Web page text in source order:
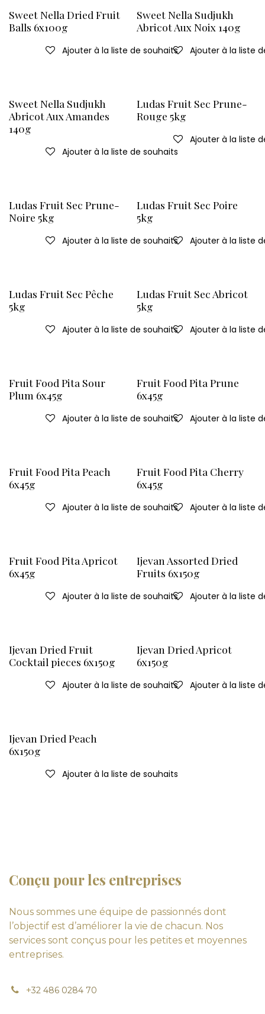
Sweet Nella Dried Fruit
Balls 6x100g
Ajouter à la liste de souhaits
Sweet Nella Sudjukh
Abricot Aux Noix 140g
Ajouter à la liste
Sweet Nella Sudjukh
Abricot Aux Amandes
140g
Ajouter à la liste de souhaits
Ludas Fruit Sec Prune-
Rouge 5kg
Ajouter à la liste
Ludas Fruit Sec Prune-
Noire 5kg
Ajouter à la liste de souhaits
Ludas Fruit Sec Poire
5kg
Ajouter à la liste
Ludas Fruit Sec Pêche
5kg
Ajouter à la liste de souhaits
Ludas Fruit Sec Abricot
5kg
Ajouter à la liste
Fruit Food Pita Sour
Plum 6x45g
Ajouter à la liste de souhaits
Fruit Food Pita Prune
6x45g
Ajouter à la liste
Fruit Food Pita Peach
6x45g
Ajouter à la liste de souhaits
Fruit Food Pita Cherry
6x45g
Ajouter à la liste
Fruit Food Pita Apricot
6x45g
Ajouter à la liste de souhaits
Ijevan Assorted Dried
Fruits 6x150g
Ajouter à la liste
Ijevan Dried Fruit
Cocktail pieces 6x150g
Ajouter à la liste de souhaits
Ijevan Dried Apricot
6x150g
Ajouter à la liste
Ijevan Dried Peach
6x150g
Ajouter à la liste de souhaits
Conçu pour les entreprises
Nous sommes une équipe de passionnés dont
l’objectif est d’améliorer la vie de chacun. Nos
services sont conçus pour les petites et moyennes
entreprises.
+32 486 0284 70